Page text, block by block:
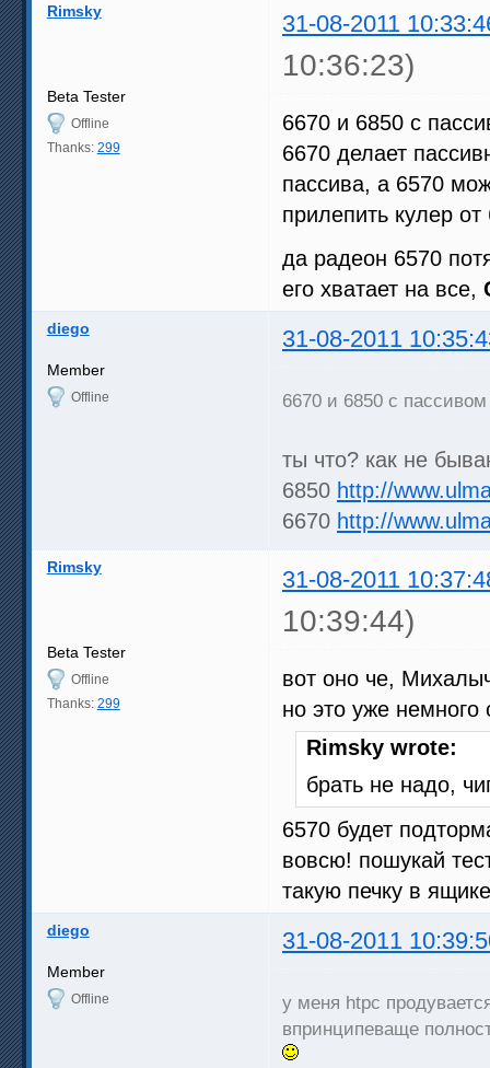
Rimsky 31-08-2011
10:36:23)
Beta Tester
Offline
Thanks: 299
6670 и 6850 с
6670 делает
пассива, а 6570
прилепить кулер от
да радеон 6570
его хватает на все,
diego 31-08-2011
Member
Offline 6670 и 6850 с
ты что? как не
6850 http://
6670 http://
Rimsky 31-08-2011
10:39:44)
Beta Tester
Offline
Thanks: 299
вот оно че,
но это уже
Rimsky wrote:
брать не надо,
6570 будет
вовсю! пошукай
такую печку в ящике
diego 31-08-2011
Member
Offline
у меня htpc
впринципеваще